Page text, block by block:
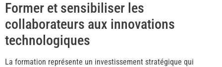
Former et sensibiliser les
collaborateurs aux innovations
technologiques
La formation représente un investissement stratégique qui